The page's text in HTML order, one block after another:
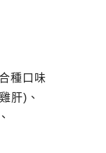
種口味
肝)、